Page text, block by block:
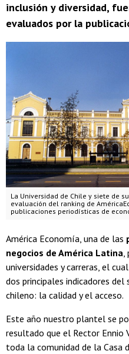
inclusión y diversidad,
evaluados por la
La Universidad de Chile y siete de
evaluación del ranking de
publicaciones periodísticas de
América Economía, una de las
negocios de América Latina
universidades y carreras, el
dos principales indicadores
chileno: la calidad y el acceso.
Este año nuestro plantel se
resultado que el Rector Ennio
toda la comunidad de la Casa